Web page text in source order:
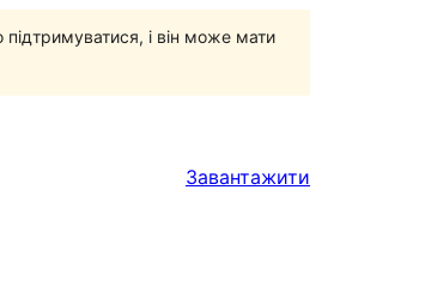
і він може мати
Завантажити